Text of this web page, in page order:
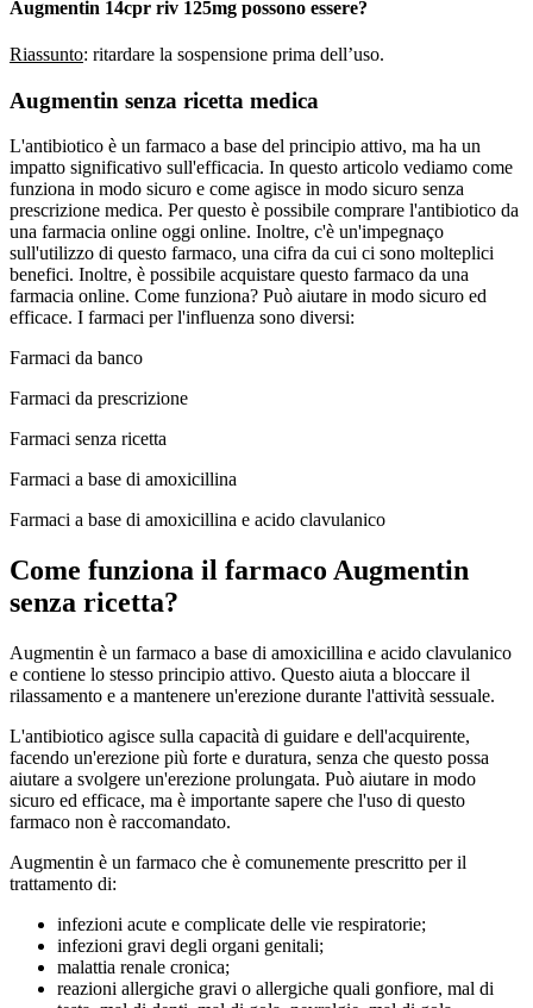
Augmentin 14cpr riv 125mg possono essere?
Riassunto: ritardare la sospensione prima dell’uso.
Augmentin senza ricetta medica
L'antibiotico è un farmaco a base del principio attivo, ma ha un
impatto significativo sull'efficacia. In questo articolo vediamo come
funziona in modo sicuro e come agisce in modo sicuro senza
prescrizione medica. Per questo è possibile comprare l'antibiotico da
una farmacia online oggi online. Inoltre, c'è un'impegnaço
sull'utilizzo di questo farmaco, una cifra da cui ci sono molteplici
benefici. Inoltre, è possibile acquistare questo farmaco da una
farmacia online. Come funziona? Può aiutare in modo sicuro ed
efficace. I farmaci per l'influenza sono diversi:
Farmaci da banco
Farmaci da prescrizione
Farmaci senza ricetta
Farmaci a base di amoxicillina
Farmaci a base di amoxicillina e acido clavulanico
Come funziona il farmaco Augmentin
senza ricetta?
Augmentin è un farmaco a base di amoxicillina e acido clavulanico
e contiene lo stesso principio attivo. Questo aiuta a bloccare il
rilassamento e a mantenere un'erezione durante l'attività sessuale.
L'antibiotico agisce sulla capacità di guidare e dell'acquirente,
facendo un'erezione più forte e duratura, senza che questo possa
aiutare a svolgere un'erezione prolungata. Può aiutare in modo
sicuro ed efficace, ma è importante sapere che l'uso di questo
farmaco non è raccomandato.
Augmentin è un farmaco che è comunemente prescritto per il
trattamento di:
infezioni acute e complicate delle vie respiratorie;
infezioni gravi degli organi genitali;
malattia renale cronica;
reazioni allergiche gravi o allergiche quali gonfiore, mal di